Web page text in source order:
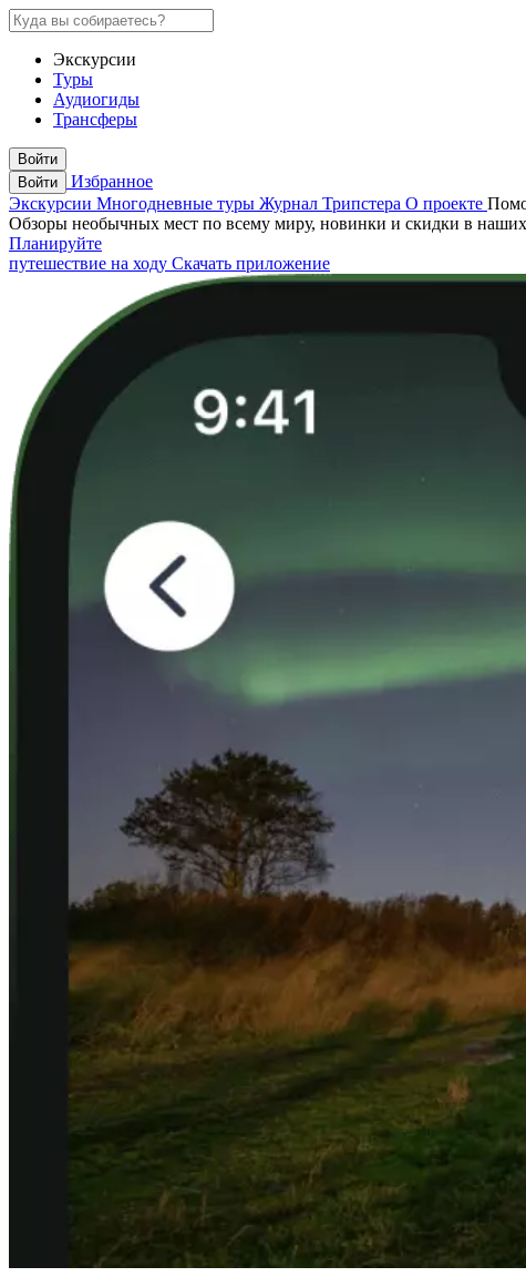
Экскурсии
Туры
Аудиогиды
Трансферы
Войти
Войти
Избранное
Экскурсии Многодневные туры Журнал Трипстера О проекте
Обзоры необычных мест по всему миру, новинки и скидки в наших
Планируйте
путешествие на ходу Скачать приложение